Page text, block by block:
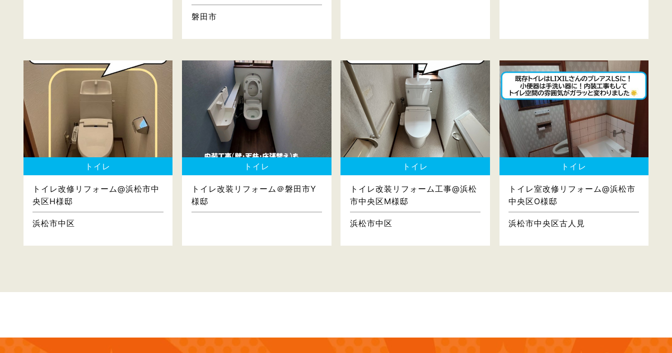
磐田市
トイレ
トイレ改修リフォーム@浜松市中
央区H様邸
浜松市中区
トイレ
トイレ改装リフォーム＠磐田市Y
様邸
トイレ
トイレ改装リフォーム工事@浜松
市中央区M様邸
浜松市中区
トイレ
トイレ室改修リフォーム@浜松市
中央区O様邸
浜松市中央区古人見